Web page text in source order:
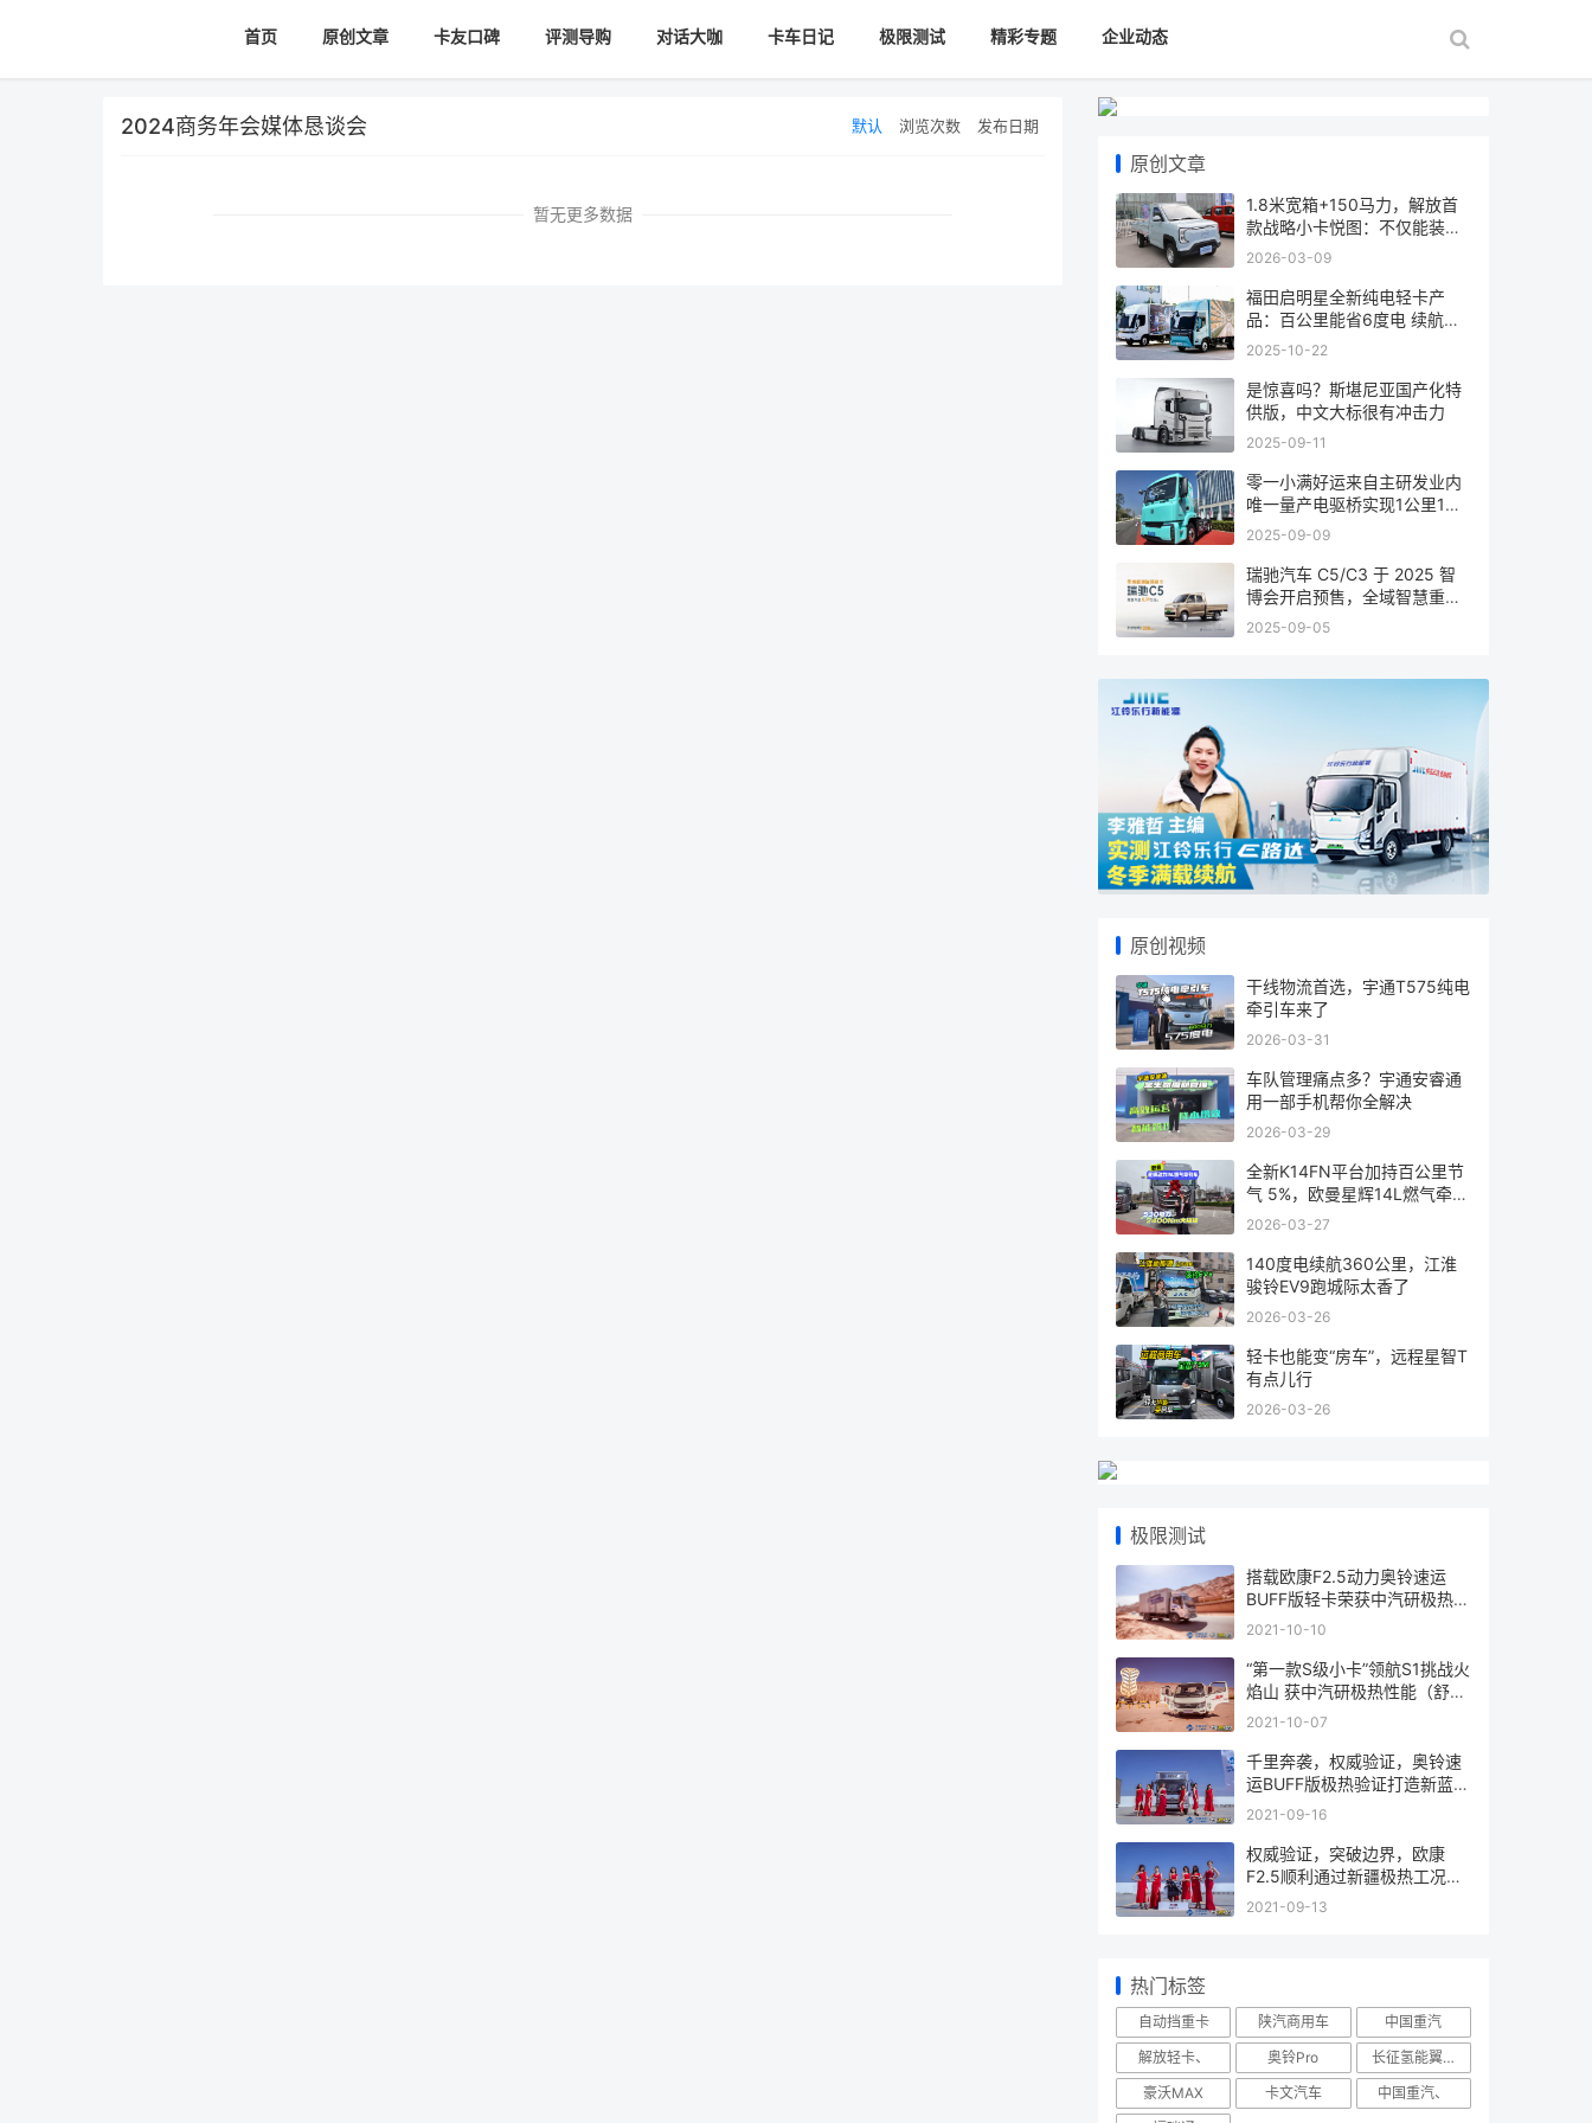
首页 原创文章 卡友口碑 评测导购 对话大咖 卡车日记 极限测试 精彩专题 企业动态
2024商务年会媒体恳谈会 默认 浏览次数 发布日期
暂无更多数据
原创文章
1.8米宽箱+150马力，解放首
款战略小卡悦图：不仅能装，
更是卡友的“
2026-03-09
福田启明星全新纯电轻卡产
品：百公里能省6度电 续航
607公里
2025-10-22
是惊喜吗？斯堪尼亚国产化特
供版，中文大标很有冲击力
2025-09-11
零一小满好运来自主研发业内
唯一量产电驱桥实现1公里1度
电
2025-09-09
瑞驰汽车 C5/C3 于 2025 智
博会开启预售，全域智慧重塑
商用车
2025-09-05
原创视频
干线物流首选，宇通T575纯电
牵引车来了
2026-03-31
车队管理痛点多？宇通安睿通
用一部手机帮你全解决
2026-03-29
全新K14FN平台加持百公里节
气 5%，欧曼星辉14L燃气牵引
车省气又
2026-03-27
140度电续航360公里，江淮
骏铃EV9跑城际太香了
2026-03-26
轻卡也能变“房车”，远程星智T
有点儿行
2026-03-26
极限测试
搭载欧康F2.5动力奥铃速运
BUFF版轻卡荣获中汽研极热动
力认证
2021-10-10
“第一款S级小卡”领航S1挑战火
焰山 获中汽研极热性能（舒
适）认证
2021-10-07
千里奔袭，权威验证，奥铃速
运BUFF版极热验证打造新蓝牌
更优选择
2021-09-16
权威验证，突破边界，欧康
F2.5顺利通过新疆极热工况验
证试验
2021-09-13
热门标签
自动挡重卡 陕汽商用车 中国重汽
解放轻卡、 奥铃Pro 长征氢能翼展车
豪沃MAX 卡文汽车 中国重汽、